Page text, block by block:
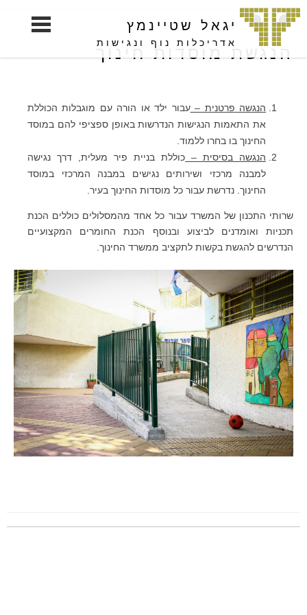
S
k
i
p
c
t
t
יגאל שטיינמץ
אדריכלות נוף ונגישות
הנגשת מוסדות חינוך
הנגשה פרטנית –עבור ילד או הורה עם מוגבלות הכוללת
את התאמות הנגישות הנדרשות באופן ספציפי להם במוסד
החינוך בו בחרו ללמוד.
הנגשה בסיסית – כוללת בניית פיר מעלית, דרך נגישה
למבנה מרכזי ושירותים נגישים במבנה המרכזי במוסד
החינוך. נדרשת עבור כל מוסדות החינוך בעיר.
שרותי התכנון של המשרד עבור כל אחד מהמסלולים כוללים הכנת
תכניות ואומדנים לביצוע ובנוסף הכנת החומרים המקצועיים
הנדרשים להגשת בקשות לתקציב ממשרד החינוך.